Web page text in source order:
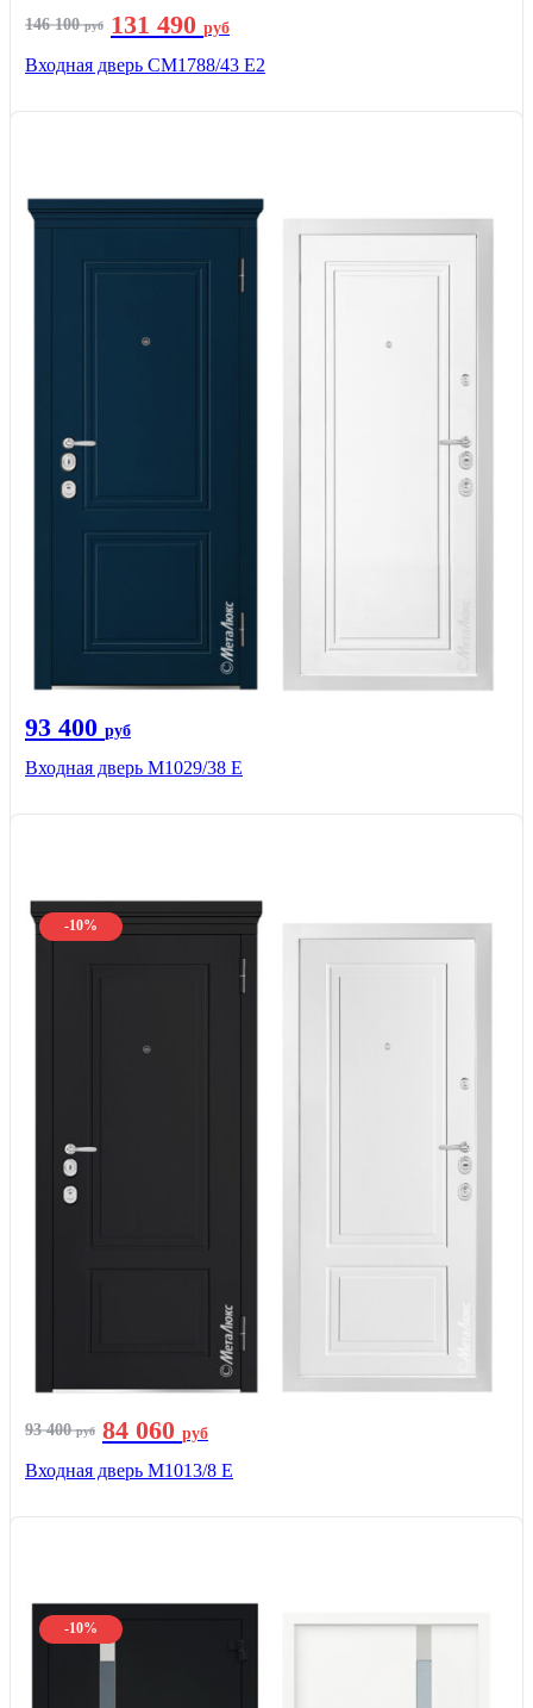
146 100руб 131 490 руб
Входная дверь СМ1788/43 E2
93 400 руб
Входная дверь М1029/38 E
-10%
93 400руб 84 060 руб
Входная дверь М1013/8 E
-10%